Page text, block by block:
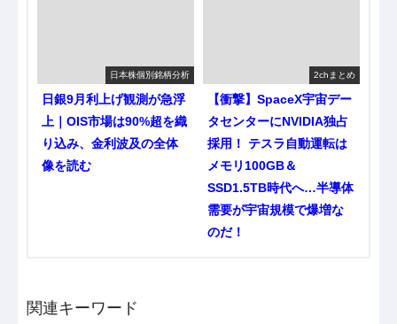
日本株個別銘柄分析
日銀9月利上げ観測が急浮
上｜OIS市場は90%超を織
り込み、金利波及の全体
像を読む
2chまとめ
【衝撃】SpaceX宇宙デー
タセンターにNVIDIA独占
採用！ テスラ自動運転は
メモリ100GB＆
SSD1.5TB時代へ…半導体
需要が宇宙規模で爆増な
のだ！
関連キーワード